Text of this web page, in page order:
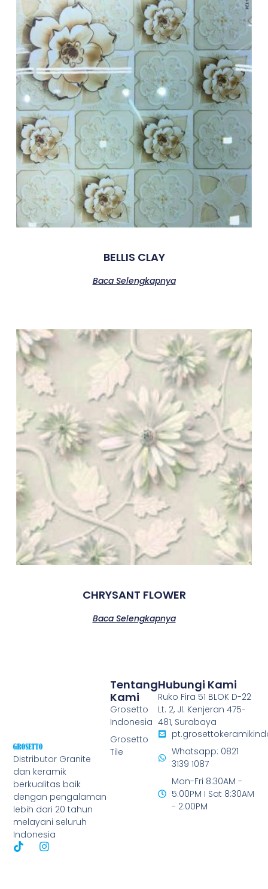
BELLIS CLAY
Baca Selengkapnya
CHRYSANT FLOWER
Baca Selengkapnya
Distributor Granite
dan keramik
berkualitas baik
dengan pengalaman
lebih dari 20 tahun
melayani seluruh
Indonesia
Tentang
Kami
Grosetto
Indonesia
Grosetto
Tile
Hubungi Kami
Ruko Fira 51 BLOK D-22
Lt. 2, Jl. Kenjeran 475-
481, Surabaya
Whatsapp: 0821
3139 1087
Mon-Fri 8:30AM -
5:00PM I Sat 8:30AM
- 2:00PM